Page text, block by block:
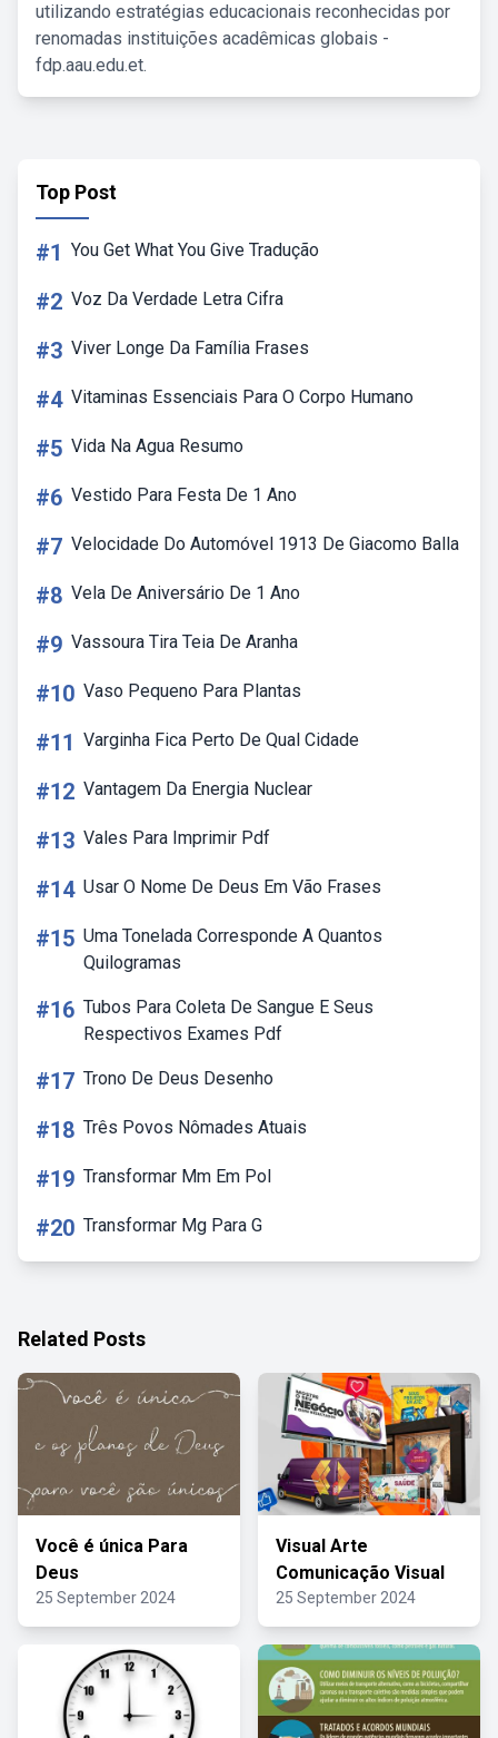
utilizando estratégias educacionais reconhecidas por
renomadas instituições acadêmicas globais -
fdp.aau.edu.et.
Top Post
#1 You Get What You Give Tradução
#2 Voz Da Verdade Letra Cifra
#3 Viver Longe Da Família Frases
#4 Vitaminas Essenciais Para O Corpo Humano
#5 Vida Na Agua Resumo
#6 Vestido Para Festa De 1 Ano
#7 Velocidade Do Automóvel 1913 De Giacomo Balla
#8 Vela De Aniversário De 1 Ano
#9 Vassoura Tira Teia De Aranha
#10 Vaso Pequeno Para Plantas
#11 Varginha Fica Perto De Qual Cidade
#12 Vantagem Da Energia Nuclear
#13 Vales Para Imprimir Pdf
#14 Usar O Nome De Deus Em Vão Frases
#15 Uma Tonelada Corresponde A Quantos
Quilogramas
#16 Tubos Para Coleta De Sangue E Seus
Respectivos Exames Pdf
#17 Trono De Deus Desenho
#18 Três Povos Nômades Atuais
#19 Transformar Mm Em Pol
#20 Transformar Mg Para G
Related Posts
Você é única Para
Deus
25 September 2024
Visual Arte
Comunicação Visual
25 September 2024